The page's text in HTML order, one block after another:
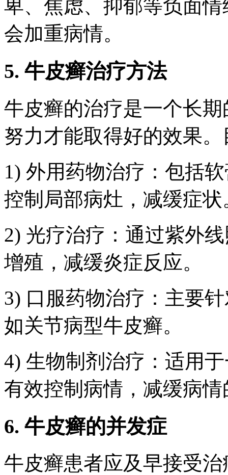
卑、焦虑、抑郁等负面
会加重病情。
5. 牛皮癣治疗方法
牛皮癣的治疗是一个长
努力才能取得好的效果
1) 外用药物治疗：包括
控制局部病灶，减缓症状
2) 光疗治疗：通过紫外
增殖，减缓炎症反应。
3) 口服药物治疗：主要
如关节病型牛皮癣。
4) 生物制剂治疗：适用
有效控制病情，减缓病
6. 牛皮癣的并发症
牛皮癣患者应及早接受